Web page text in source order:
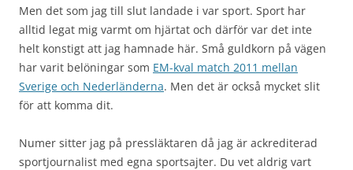
Men det som jag till slut landade i var sport. Sport har
alltid legat mig varmt om hjärtat och därför var det inte
helt konstigt att jag hamnade här. Små guldkorn på vägen
har varit belöningar som EM-kval match 2011 mellan
Sverige och Nederländerna. Men det är också mycket slit
för att komma dit.
Numer sitter jag på pressläktaren då jag är ackrediterad
sportjournalist med egna sportsajter. Du vet aldrig vart